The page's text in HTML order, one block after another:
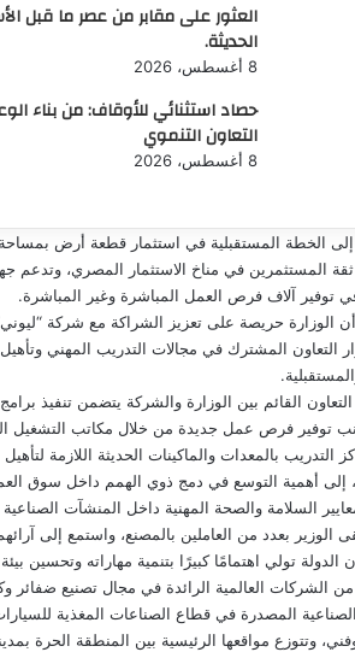
العثور على مقابر من عصر ما قبل
الحديثة.
8 أغسطس، 2026
حصاد استثنائي للأوقاف: من بناء
التعاون التنموي
8 أغسطس، 2026
المستثمرين في مناخ الاستثمار المصري، وتدعم
توفير آلاف فرص العمل المباشرة وغير المباشرة.
الوزارة حريصة على تعزيز الشراكة مع شركة
التعاون المشترك في مجالات التدريب المهني
القائم بين الوزارة والشركة يتضمن تنفيذ
توفير فرص عمل جديدة من خلال مكاتب التشغيل
بالمعدات والماكينات الحديثة اللازمة لتأهيل
إلى أهمية التوسع في دمج ذوي الهمم داخل سوق
السلامة والصحة المهنية داخل المنشآت
الوزير بعدد من العاملين بالمصنع، واستمع إلى
الدولة تولي اهتمامًا كبيرًا بتنمية مهاراته وتحسين